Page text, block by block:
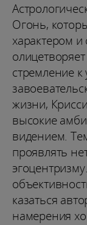
Огонь,
характером
стремление к
жизни,
высокие
видением.
проявлять
казаться
намерения